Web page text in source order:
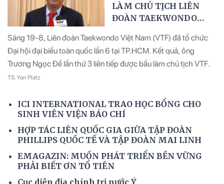
LÀM CHỦ TỊCH LIÊN
ĐOÀN TAEKWONDO
Sáng 19-8, Liên đoàn Taekwondo Việt Nam (VTF) đã tổ chức
Đại hội đại biểu toàn quốc lần 6 tại TP.HCM. Kết quả, ông
Trương Ngọc Để lần thứ 3 liên tiếp được bầu làm chủ tịch VTF.
TS. Yen Platz
ICI INTERNATIONAL TRAO HỌC BỔNG CHO
SINH VIÊN VIỆN BÁO CHÍ
HỢP TÁC LIÊN QUỐC GIA GIỮA TẬP ĐOÀN
PHILLIPS QUỐC TẾ VÀ TẬP ĐOÀN MAI LINH
EMAGAZIN: MUỐN PHÁT TRIỂN BỀN VỮNG
PHẢI BIẾT ƠN TỔ TIÊN
Cục diện địa chính trị nước Ý